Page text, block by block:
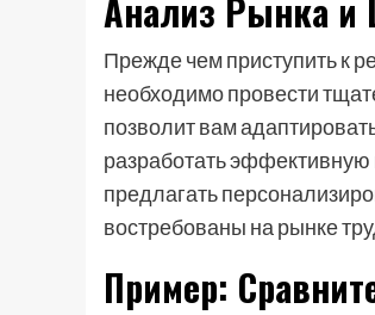
Анализ Рынка и
Прежде чем приступить к
необходимо провести
позволит вам
разработать
предлагать
востребованы на рынке
Пример: